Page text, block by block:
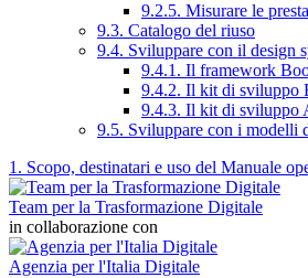
9.2.5. Misurare le
9.3. Catalogo del riuso
9.4. Sviluppare con il design
9.4.1. Il framework
9.4.2. Il kit di sviluppo
9.4.3. Il kit di sviluppo
9.5. Sviluppare con i modelli
1. Scopo, destinatari e uso del Manuale
Team per la Trasformazione Digitale
in collaborazione con
Agenzia per l'Italia Digitale